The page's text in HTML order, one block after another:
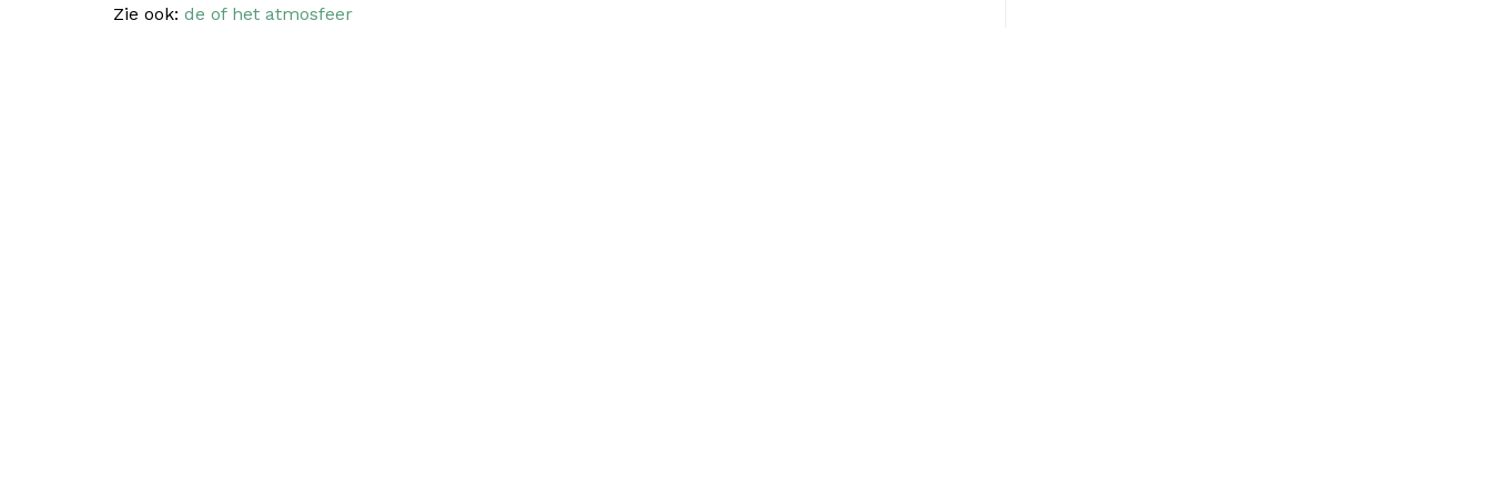
Zie ook: de of het atmosfeer